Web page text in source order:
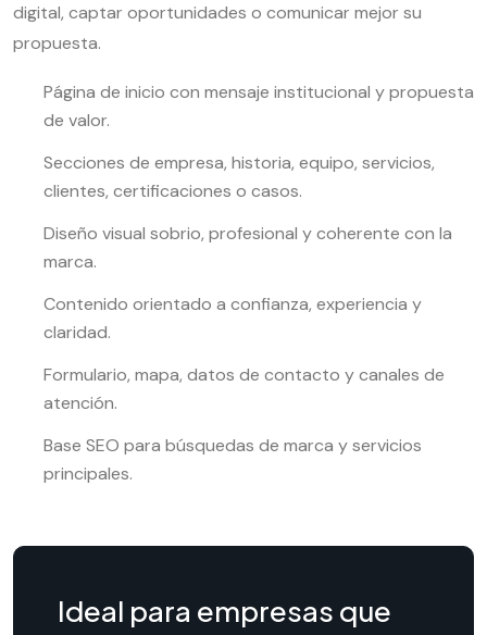
digital, captar oportunidades o comunicar mejor su
propuesta.
Página de inicio con mensaje institucional y propuesta
de valor.
Secciones de empresa, historia, equipo, servicios,
clientes, certificaciones o casos.
Diseño visual sobrio, profesional y coherente con la
marca.
Contenido orientado a confianza, experiencia y
claridad.
Formulario, mapa, datos de contacto y canales de
atención.
Base SEO para búsquedas de marca y servicios
principales.
Ideal para empresas que